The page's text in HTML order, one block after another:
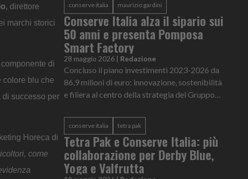
, direttore
marchi storici
di
colore blu che
di successo per
Horeca di
come
conserve italia maurizio gardini
Conserve Italia alza il sipario sui
50 anni e presenta Pomposa
Smart Factory
28 maggio 2026 | Redazione
Concluso il piano investimenti 2023-2026 da
86,9 milioni di euro: innovazione, sostenibilità
e filiera al centro della strategia del Gruppo
conserve italia tetra pak
Tetra Pak e Conserve Italia: più
collaborazione per Derby Blue,
Yoga e Valfrutta